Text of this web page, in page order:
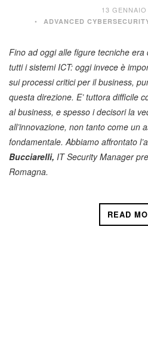
13
ADVANCED
Fino ad oggi alle figure tecniche
tutti i sistemi ICT: oggi invece è
sui processi critici per il business,
questa direzione. E’ tuttora difficile
al business, e spesso i decisori la
all’innovazione, non tanto come un
fondamentale. Abbiamo affrontato
Bucciarelli, IT Security Manager
Romagna.
READ